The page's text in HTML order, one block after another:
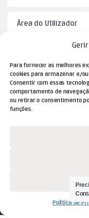
Para fornecer as melhores
cookies para armazenar e/
Consentir com essas
comportamento de
ou retirar o consentimento
funções.
Política de
Área do Utilizador